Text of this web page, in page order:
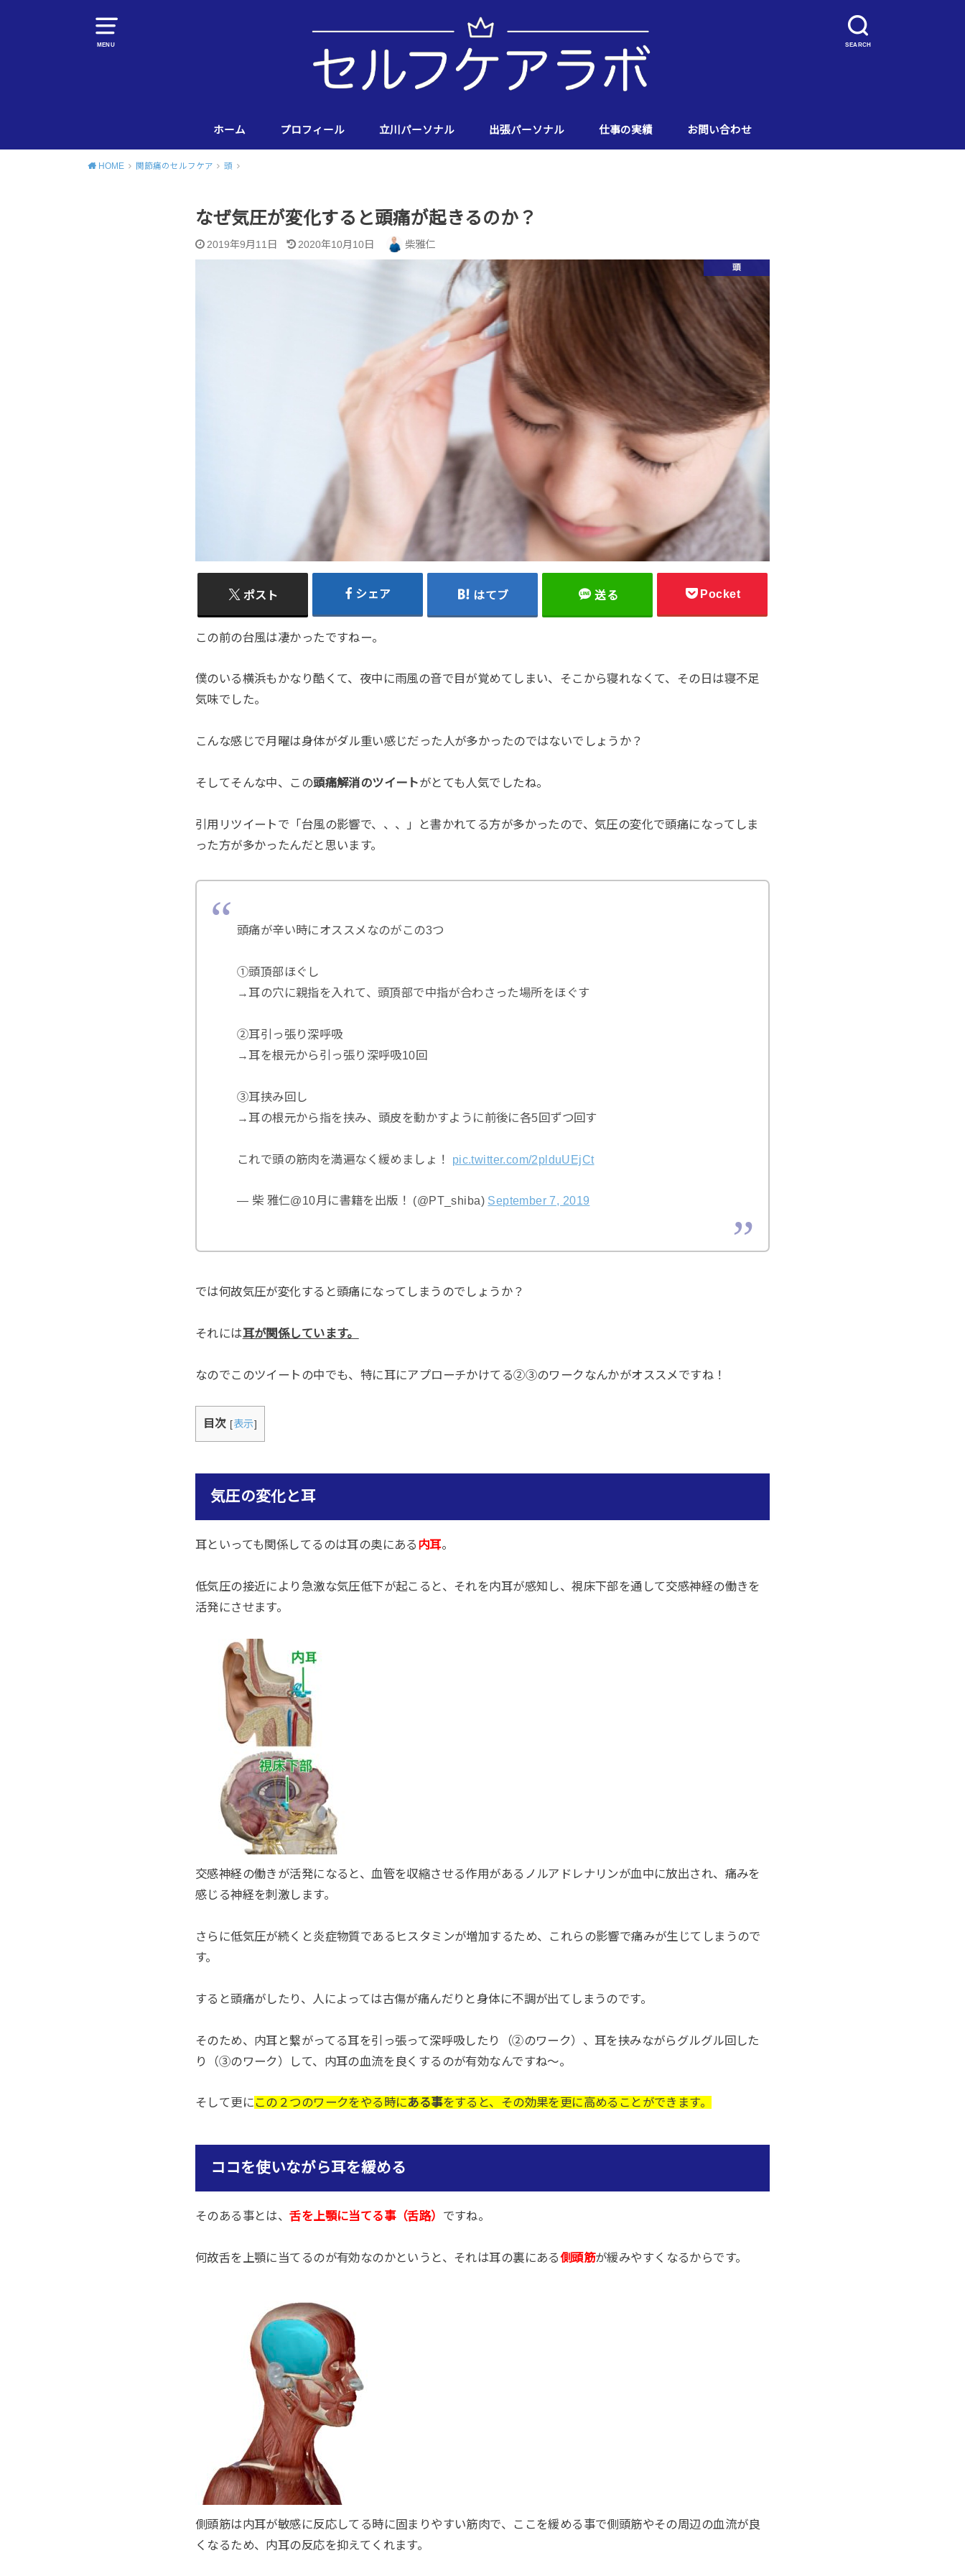
MENU SEARCH
ホーム プロフィール 立川パーソナル 出張パーソナル 仕事の実績 お問い合わせ
HOME 関節痛のセルフケア 頭
なぜ気圧が変化すると頭痛が起きるのか？
2019年9月11日 2020年10月10日 柴雅仁
頭
ポスト シェア はてブ 送る Pocket
この前の台風は凄かったですねー。
僕のいる横浜もかなり酷くて、夜中に雨風の音で目が覚めてしまい、そこから寝れなくて、その日は寝不足
気味でした。
こんな感じで月曜は身体がダル重い感じだった人が多かったのではないでしょうか？
そしてそんな中、この頭痛解消のツイートがとても人気でしたね。
引用リツイートで「台風の影響で、、、」と書かれてる方が多かったので、気圧の変化で頭痛になってしま
った方が多かったんだと思います。
頭痛が辛い時にオススメなのがこの3つ
①頭頂部ほぐし
→耳の穴に親指を入れて、頭頂部で中指が合わさった場所をほぐす
②耳引っ張り深呼吸
→耳を根元から引っ張り深呼吸10回
③耳挟み回し
→耳の根元から指を挟み、頭皮を動かすように前後に各5回ずつ回す
これで頭の筋肉を満遍なく緩めましょ！ pic.twitter.com/2plduUEjCt
— 柴 雅仁@10月に書籍を出版！ (@PT_shiba) September 7, 2019
では何故気圧が変化すると頭痛になってしまうのでしょうか？
それには耳が関係しています。
なのでこのツイートの中でも、特に耳にアプローチかけてる②③のワークなんかがオススメですね！
目次 [表示]
気圧の変化と耳
耳といっても関係してるのは耳の奥にある 内耳。
低気圧の接近により急激な気圧低下が起こると、それを内耳が感知し、視床下部を通して交感神経の働きを
活発にさせます。
交感神経の働きが活発になると、血管を収縮させる作用があるノルアドレナリンが血中に放出され、痛みを
感じる神経を刺激します。
さらに低気圧が続くと炎症物質であるヒスタミンが増加するため、これらの影響で痛みが生じてしまうので
す。
すると頭痛がしたり、人によっては古傷が痛んだりと身体に不調が出てしまうのです。
そのため、内耳と繋がってる耳を引っ張って深呼吸したり（②のワーク）、耳を挟みながらグルグル回した
り（③のワーク）して、内耳の血流を良くするのが有効なんですね〜。
そして更に この２つのワークをやる時にある事をすると、その効果を更に高めることができます。
ココを使いながら耳を緩める
そのある事とは、舌を上顎に当てる事（舌路） ですね。
何故舌を上顎に当てるのが有効なのかというと、それは耳の裏にある側頭筋が緩みやすくなるからです。
側頭筋は内耳が敏感に反応してる時に固まりやすい筋肉で、ここを緩める事で側頭筋やその周辺の血流が良
くなるため、内耳の反応を抑えてくれます。